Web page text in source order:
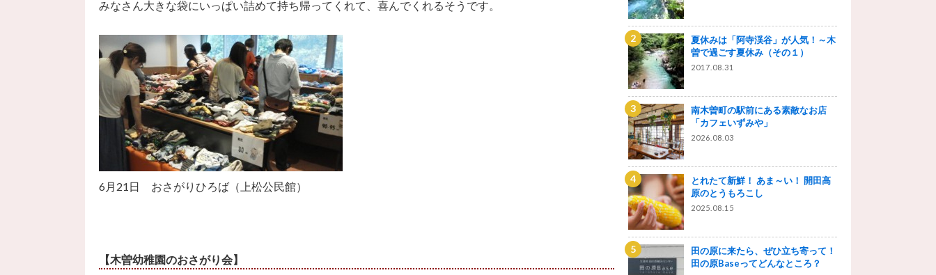
みなさん大きな袋にいっぱい詰めて持ち帰ってくれて、喜んでくれるそうです。
6月21日 おさがりひろば（上松公民館）
【木曽幼稚園のおさがり会】
夏休みは「阿寺渓谷」が人気！～木
曽で過ごす夏休み（その１）
2017.08.31
南木曽町の駅前にある素敵なお店
「カフェいずみや」
2026.08.03
とれたて新鮮！ あま～い！ 開田高
原のとうもろこし
2025.08.15
田の原に来たら、ぜひ立ち寄って！
田の原Baseってどんなところ？